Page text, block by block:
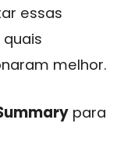
essas
melhor.
para